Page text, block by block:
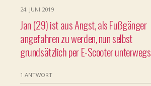
24. JUNI 2019
Jan (29) ist aus Angst, als Fußgänger
angefahren zu werden, nun selbst
grundsätzlich per E-Scooter unterwegs
1 ANTWORT